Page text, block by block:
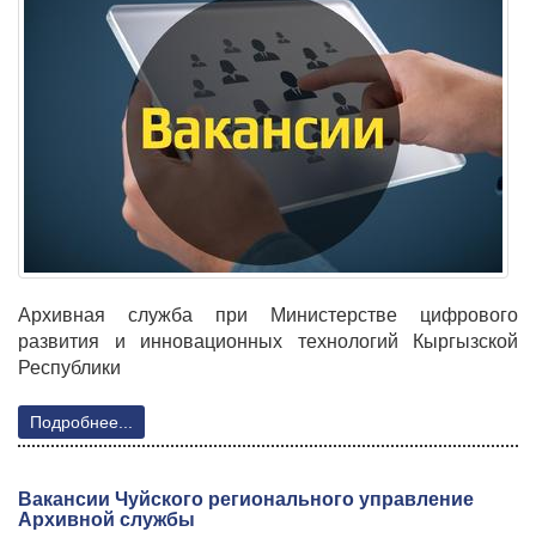
Архивная служба при Министерстве цифрового
развития и инновационных технологий Кыргызской
Республики
Подробнее...
Вакансии Чуйского регионального управление
Архивной службы